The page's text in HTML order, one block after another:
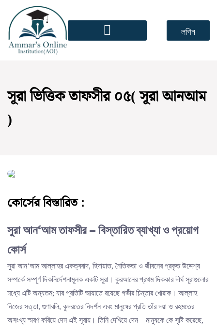
লগিন
সূরা ভিত্তিক তাফসীর ০৫( সূরা আনআম
)
কোর্সের বিস্তারিত :
সুরা আন‘আম তাফসীর – বিস্তারিত ব্যাখ্যা ও প্রয়োগ
কোর্স
সুরা আন‘আম আল্লাহর একত্ববাদ, হিদায়াত, নৈতিকতা ও জীবনের প্রকৃত উদ্দেশ্য
সম্পর্কে সম্পূর্ণ দিকনির্দেশনামূলক একটি সূরা। কুরআনের প্রথম দিককার দীর্ঘ সূরাগুলোর
মধ্যে এটি অন্যতম; যার প্রতিটি আয়াতে রয়েছে গভীর চিন্তার খোরাক। আল্লাহ
নিজের সত্তা, গুণাবলি, কুদরতের নিদর্শন এবং মানুষের প্রতি তাঁর দয়া ও রহমতের
অসংখ্য স্মরণ করিয়ে দেন এই সূরায়। তিনি দেখিয়ে দেন—মানুষকে কে সৃষ্টি করেছে,